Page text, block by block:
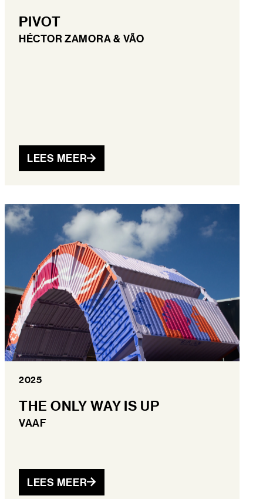
PIVOT
HÉCTOR ZAMORA & VÃO
LEES MEER
2025
THE ONLY WAY IS UP
VAAF
LEES MEER